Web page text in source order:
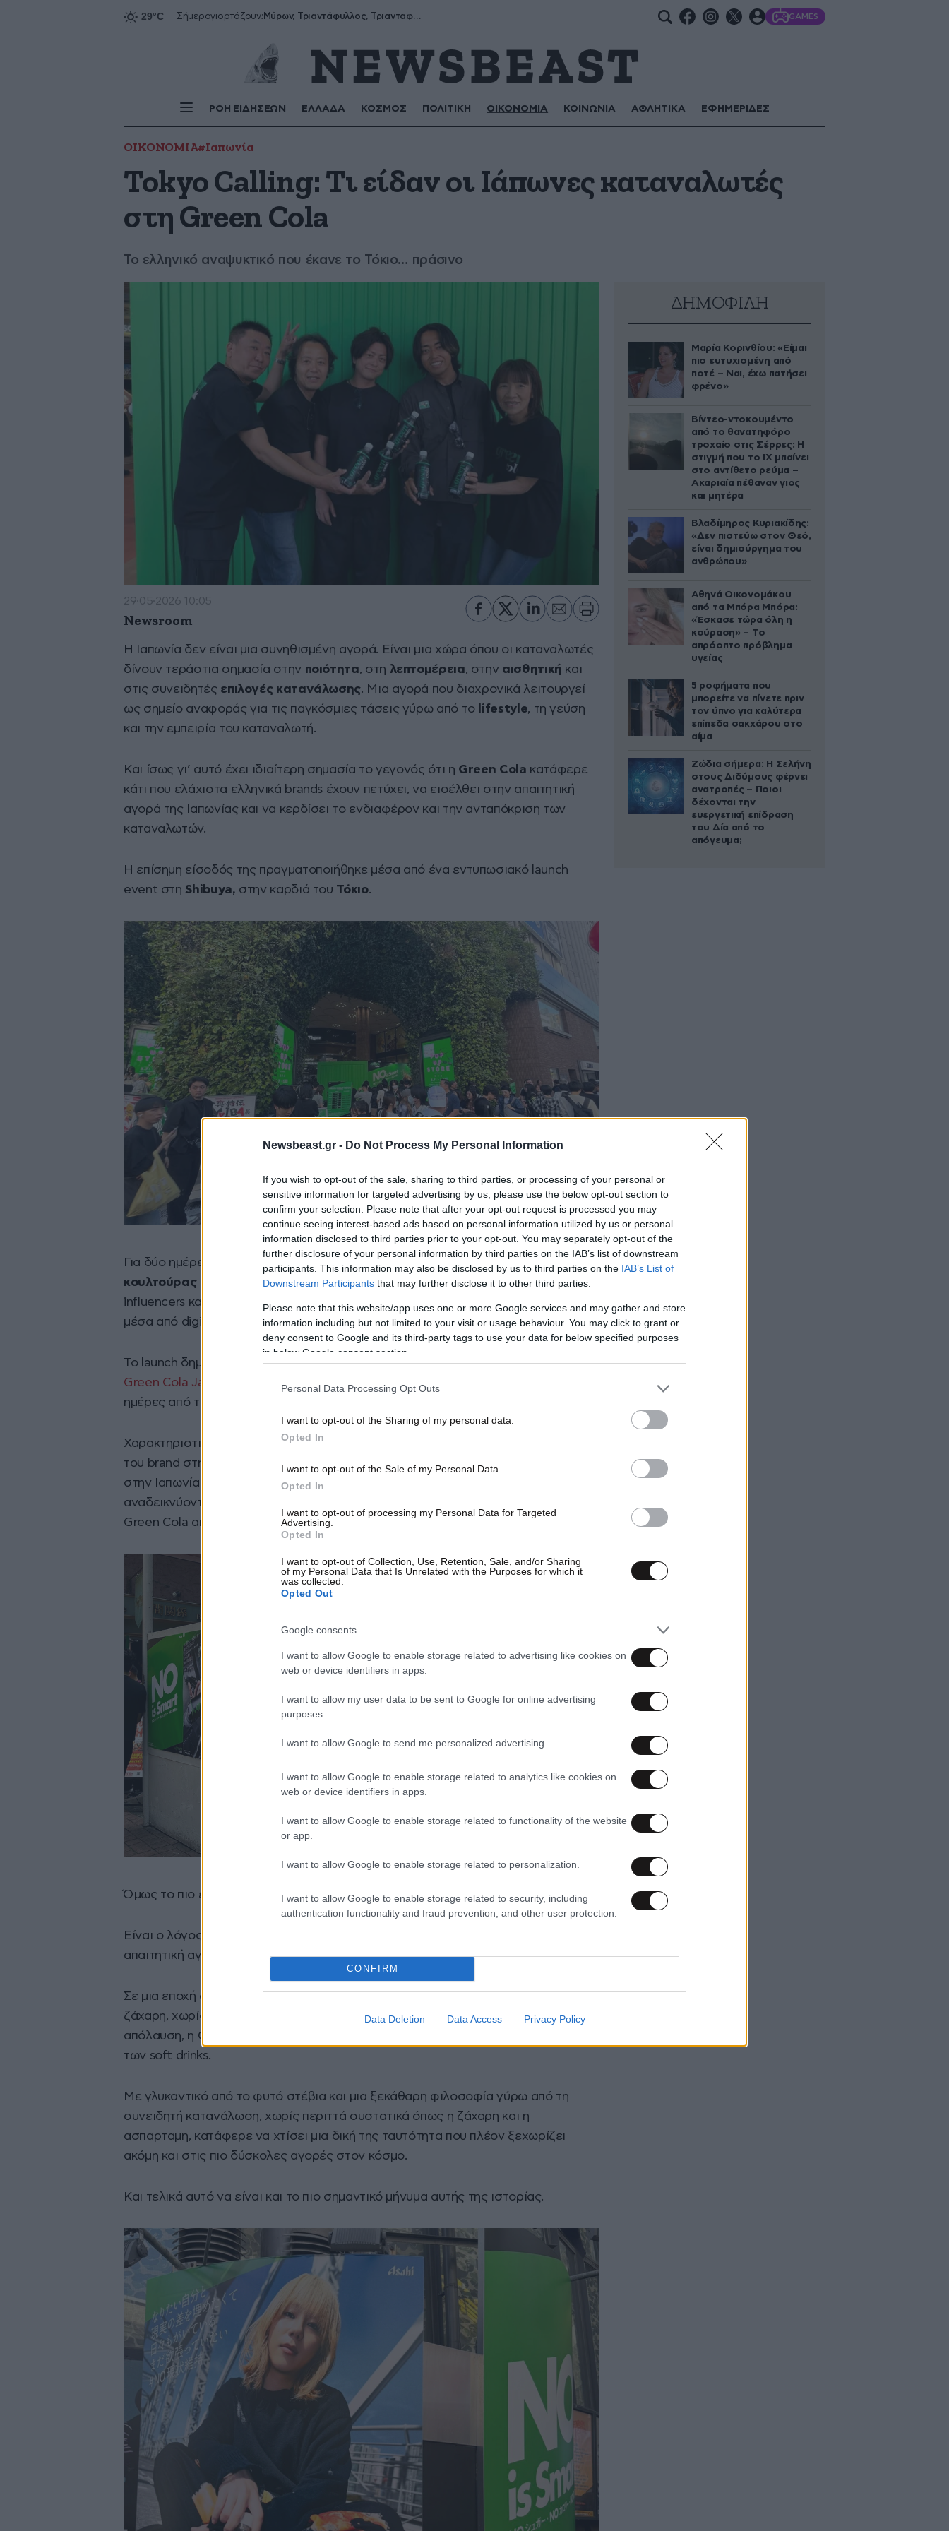
Newsbeast.gr - Do Not Process My Personal Information
If you wish to opt-out of the sale, sharing to third parties, or processing of your personal or
sensitive information for targeted advertising by us, please use the below opt-out section to
confirm your selection. Please note that after your opt-out request is processed you may
continue seeing interest-based ads based on personal information utilized by us or personal
information disclosed to third parties prior to your opt-out. You may separately opt-out of the
further disclosure of your personal information by third parties on the IAB’s list of downstream
participants. This information may also be disclosed by us to third parties on the IAB’s List of
Downstream Participants that may further disclose it to other third parties.
Please note that this website/app uses one or more Google services and may gather and store
information including but not limited to your visit or usage behaviour. You may click to grant or
deny consent to Google and its third-party tags to use your data for below specified purposes
in below Google consent section.
Personal Data Processing Opt Outs
I want to opt-out of the Sharing of my personal data.
Opted In
I want to opt-out of the Sale of my Personal Data.
Opted In
I want to opt-out of processing my Personal Data for Targeted
Advertising.
Opted In
I want to opt-out of Collection, Use, Retention, Sale, and/or Sharing
of my Personal Data that Is Unrelated with the Purposes for which it
was collected.
Opted Out
Google consents
I want to allow Google to enable storage related to advertising like cookies on
web or device identifiers in apps.
I want to allow my user data to be sent to Google for online advertising
purposes.
I want to allow Google to send me personalized advertising.
I want to allow Google to enable storage related to analytics like cookies on
web or device identifiers in apps.
I want to allow Google to enable storage related to functionality of the website
or app.
I want to allow Google to enable storage related to personalization.
I want to allow Google to enable storage related to security, including
authentication functionality and fraud prevention, and other user protection.
CONFIRM
Data Deletion Data Access Privacy Policy
Σήμεραγιορτάζουν: Μύρων, Τριαντάφυλλος, Τριανταφυλλιά, Φυλλιώ, Ρόζα GAMES
ΡΟΗ ΕΙΔΗΣΕΩΝ ΕΛΛΑΔΑ ΚΟΣΜΟΣ ΠΟΛΙΤΙΚΗ ΟΙΚΟΝΟΜΙΑ ΚΟΙΝΩΝΙΑ ΑΘΛΗΤΙΚΑ ΕΦΗΜΕΡΙΔΕΣ
ΟΙΚΟΝΟΜΙΑ#Ιαπωνία
Tokyo Calling: Τι είδαν οι Ιάπωνες καταναλωτές
στη Green Cola
Το ελληνικό αναψυκτικό που έκανε το Τόκιο… πράσινο
29·05·2026 10:05
Newsroom
Η Ιαπωνία δεν είναι μια συνηθισμένη αγορά. Είναι μια χώρα όπου οι καταναλωτές
δίνουν τεράστια σημασία στην ποιότητα, στη λεπτομέρεια, στην αισθητική και
στις συνειδητές επιλογές κατανάλωσης. Μια αγορά που διαχρονικά λειτουργεί
ως σημείο αναφοράς για τις παγκόσμιες τάσεις γύρω από το lifestyle, τη γεύση
και την εμπειρία του καταναλωτή.
Και ίσως γι’ αυτό έχει ιδιαίτερη σημασία το γεγονός ότι η Green Cola κατάφερε
κάτι που ελάχιστα ελληνικά brands έχουν πετύχει, να εισέλθει στην απαιτητική
αγορά της Ιαπωνίας και να κερδίσει το ενδιαφέρον και την ανταπόκριση των
καταναλωτών.
Η επίσημη είσοδός της πραγματοποιήθηκε μέσα από ένα εντυπωσιακό launch
event στη Shibuya, στην καρδιά του Τόκιο.
Για δύο ημέρες, ένα από τα πιο εμβληματικά σημεία της
παγκόσμιας urban
κουλτούραςμετατράπηκε σε ένα μεγάλο “green” experience, με creators,
influencers και καταναλωτές να αλληλεπιδρούν με το brand σε πραγματικό χρόνο,
μέσα από digital προβολές, videos και live content.
Το launch δημιούργησε έντονο social buzz στην Ιαπωνία, με το official account της
Green Cola Japan
στο X να συγκεντρώνει χιλιάδες ακολούθους μέσα σε λίγες
ημέρες από την επίσημη είσοδο του brand στην αγορά.
Χαρακτηριστικό της απήχησης αλλά και της διατήρησης της ελληνικής ταυτότητας
του brand στη νέα αυτή αγορά είναι το γεγονός ότι οι φιάλες που κυκλοφορούν
στην Ιαπωνία φέρουν τη φράση “Born in Greece. Bottled in Japan
αναδεικνύοντας με έναν ιδιαίτερα συμβολικό τρόπο την ελληνική προέλευση της
Green Cola ακόμη και στην άλλη άκρη του κόσμου.
Όμως το πιο ενδιαφέρον στοιχείο δεν είναι μόνο το ίδιο το launch event.
Είναι ο λόγος που η
απαιτητική αγορά.
Σε μια εποχή όπου όλο και περισσότεροι καταναλωτές αναζητούν επιλογές χωρίς
ζάχαρη, χωρίς ασπαρτάμη και με πιο σύγχρονη προσέγγιση στην καθημερινή
απόλαυση, η Green Cola δημιούργησε μια διαφορετική πρόταση στην κατηγορία
των soft drinks.
Με γλυκαντικό από το φυτό στέβια και μια ξεκάθαρη φιλοσοφία γύρω από τη
συνειδητή κατανάλωση, χωρίς περιττά συστατικά όπως η ζάχαρη και η
ασπαρταμη, κατάφερε να χτίσει μια δική της ταυτότητα που πλέον ξεχωρίζει
ακόμη και στις πιο δύσκολες αγορές στον κόσμο.
Και τελικά αυτό να είναι και το πιο σημαντικό μήνυμα αυτής της ιστορίας.
ΔΗΜΟΦΙΛΗ
Μαρία Κορινθίου: «Είμαι
πιο ευτυχισμένη από
ποτέ – Ναι, έχω πατήσει
φρένο»
Βίντεο-ντοκουμέντο
από το θανατηφόρο
τροχαίο στις Σέρρες: Η
στιγμή που το ΙΧ μπαίνει
στο αντίθετο ρεύμα –
Ακαριαία πέθαναν γιος
και μητέρα
Βλαδίμηρος Κυριακίδης:
«Δεν πιστεύω στον Θεό,
είναι δημιούργημα του
ανθρώπου»
Αθηνά Οικονομάκου
από τα Μπόρα Μπόρα:
«Έσκασε τώρα όλη η
κούραση» – Το
απρόοπτο πρόβλημα
υγείας
5 ροφήματα που
μπορείτε να πίνετε πριν
τον ύπνο για καλύτερα
επίπεδα σακχάρου στο
αίμα
Ζώδια σήμερα: Η Σελήνη
στους Διδύμους φέρνει
ανατροπές – Ποιοι
δέχονται την
ευεργετική επίδραση
του Δία από το
απόγευμα;